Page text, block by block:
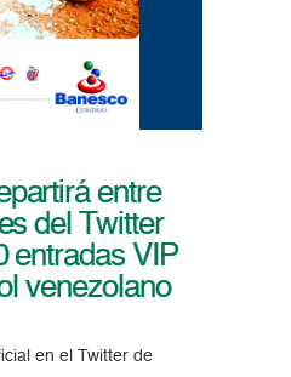
entre
del Twitter
entradas VIP
venezolano
en el Twitter de